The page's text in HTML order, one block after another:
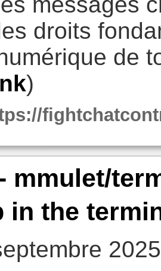
droits
de
)
mmulet/
in the